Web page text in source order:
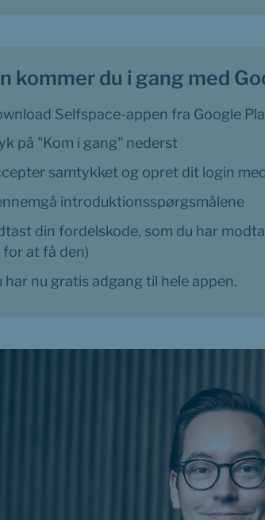
kommer du i gang med
Selfspace-appen fra Google
på "Kom i gang" nederst
samtykket og opret dit login
introduktionsspørgsmålene
din fordelskode, som du har
for at få den)
har nu gratis adgang til hele appen.